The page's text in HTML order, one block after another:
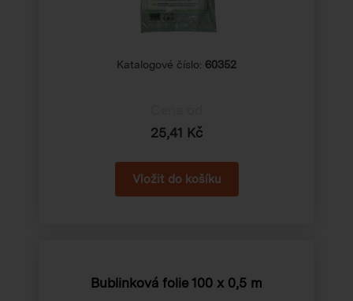
Katalogové číslo: 60352
25,41 Kč
Bublinková folie 100 x 0,5 m